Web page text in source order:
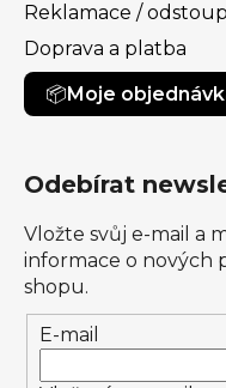
Reklamace /
Doprava a platba
Moje
Odebírat
Vložte svůj e-mail a
informace o nových
shopu.
E-mail